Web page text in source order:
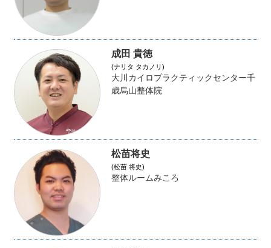
成田 貴徳
(ナリタ タカノリ)
大川カイロプラクティックセンター千
歳烏山整体院
松苗将史
(松苗 将史)
整体ルームみころ